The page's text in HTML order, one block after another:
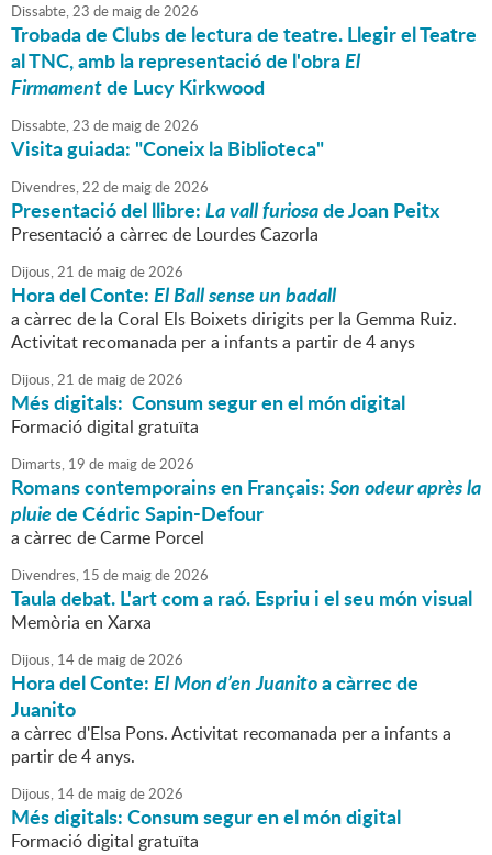
Dissabte,23 de maigde2026
Trobada de Clubs de lectura de teatre. Llegir el Teatre
al TNC, amb la representació de l'obraEl
Firmamentde Lucy Kirkwood
Dissabte,23 de maigde2026
Visita guiada: "Coneix la Biblioteca"
Divendres,22 de maigde2026
Presentació del llibre:La vall furiosade Joan Peitx
Presentació a càrrec de Lourdes Cazorla
Dijous,21 de maigde2026
Hora del Conte:El Ball senseunbadall
a càrrec de la Coral Els Boixets dirigits per la Gemma Ruiz.
Activitat recomanada per a infants a partir de 4 anys
Dijous,21 de maigde2026
Més digitals: Consum segur en el món digital
Formació digital gratuïta
Dimarts, 19 de maigde2026
Romans contemporains en Français:Son odeur après la
pluiede Cédric Sapin-Defour
a càrrec de Carme Porcel
Divendres, 15 de maigde2026
Taula debat. L'art com a raó. Espriu i el seu món visual
Memòria en Xarxa
Dijous, 14de maigde2026
Hora del Conte:El Mon d’en Juanitoa càrrec de
Juanito
a càrrec d'Elsa Pons. Activitat recomanada per a infants a
partir de 4 anys.
Dijous, 14de maigde2026
Més digitals: Consum segur en el món digital
Formació digital gratuïta